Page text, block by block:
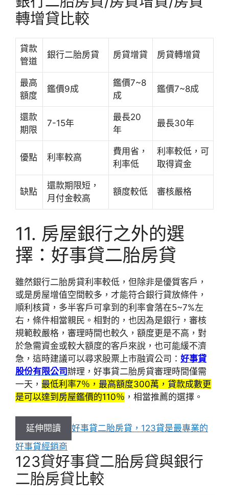
轉增貸比較
貸款
管道
銀行二胎房貸 房貸增貸 房貸轉增貸
最高
額度
鑑價9成
鑑價7~8
成
鑑價7~8成
還款
期限
7-15年
最長20
年
最長30年
優點 利率較高
費用省，
利率低
利率較低，可
取得資金
缺點
還款期限短，
月付金較高
額度較低 審核嚴格
11. 房屋銀行之外的選
擇：好事貸二胎房貸
雖然銀行二胎房貸利率較低，但除非是優質客戶，
或是房屋增值空間較多，才能符合銀行貸放條件，
順利核貸，多半客戶可拿到的利率會落在5~7%左
右，條件相當親民。相對的，也因為是銀行，審核
規範較嚴格，審理時間也較久，額度更是不高，對
於急需資金或較大額度的客戶來說，也可能緩不濟
急，這時建議可以尋求股票上市融資公司： 好事貸
股份有限公司辦理，好事貸二胎房貸審理時間僅需
一天， 最低利率7％，最高額度300萬，貸款成數更
是可以達到房屋鑑價的110％ ，相當推薦的選擇。
延伸閱讀
好事貸二胎房貸，123貸是最專業的
好事貸經銷商
123貸好事貸二胎房貸與銀行
二胎房貸比較